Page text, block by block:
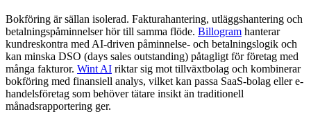
Bokföring är sällan isolerad. Fakturahantering, utläggshantering och
betalningspåminnelser hör till samma flöde. Billogram hanterar
kundreskontra med AI-driven påminnelse- och betalningslogik och
kan minska DSO (days sales outstanding) påtagligt för företag med
många fakturor. Wint AI riktar sig mot tillväxtbolag och kombinerar
bokföring med finansiell analys, vilket kan passa SaaS-bolag eller e-
handelsföretag som behöver tätare insikt än traditionell
månadsrapportering ger.